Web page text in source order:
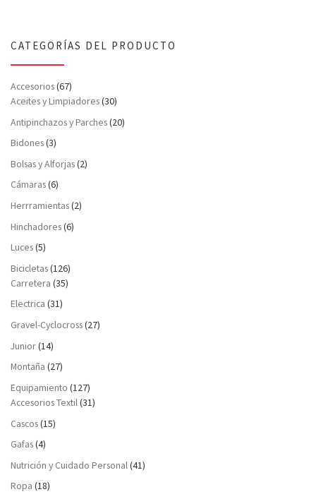
CATEGORÍAS DEL PRODUCTO
Accesorios(67)
Aceites y Limpiadores(30)
Antipinchazos y Parches(20)
Bidones(3)
Bolsas y Alforjas(2)
Cámaras(6)
Herrramientas(2)
Hinchadores(6)
Luces(5)
Bicicletas(126)
Carretera (35)
Electrica (31)
Gravel-Cyclocross(27)
Junior(14)
Montaña (27)
Equipamiento (127)
Accesorios Textil(31)
Cascos(15)
Gafas(4)
Nutrición y Cuidado Personal(41)
Ropa (18)